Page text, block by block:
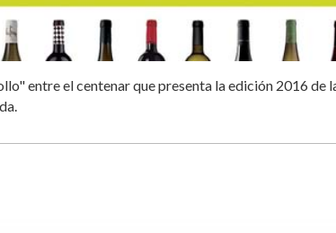
entre el centenar que presenta la edición 2016 de